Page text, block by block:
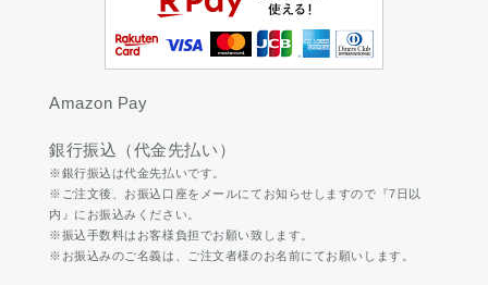
Amazon Pay
銀行振込（代金先払い）
※銀行振込は代金先払いです。
※ご注文後、お振込口座をメールにてお知らせしますので『7日以
内』にお振込みください。
※振込手数料はお客様負担でお願い致します。
※お振込みのご名義は、ご注文者様のお名前にてお願いします。